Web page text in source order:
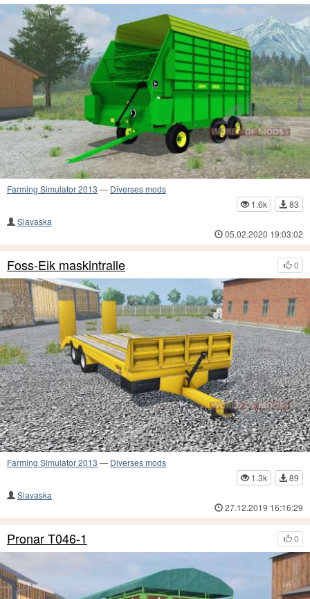
Farming Simulator 2013 — Diverses mods
1.6k
83
Slavaska
05.02.2020 19:03:02
0
Foss-Eik maskintralle
Farming Simulator 2013 — Diverses mods
1.3k
89
Slavaska
27.12.2019 16:16:29
0
Pronar T046-1